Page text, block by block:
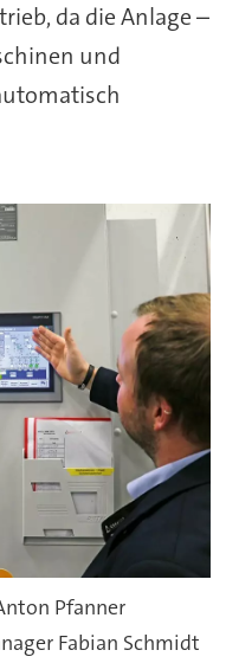
da die Anlage –
und
Pfanner
Fabian Schmidt